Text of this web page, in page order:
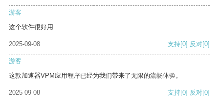
游客
这个软件很好用
2025-09-08 支持[0] 反对[0]
游客
这款加速器VPM应用程序已经为我们带来了无限的流畅体验。
2025-09-08 支持[0] 反对[0]